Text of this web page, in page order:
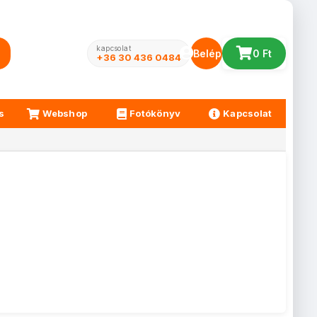
kapcsolat
+36 30 436 0484 Belépés 0 Ft
Webshop Fotókönyv Kapcsolat